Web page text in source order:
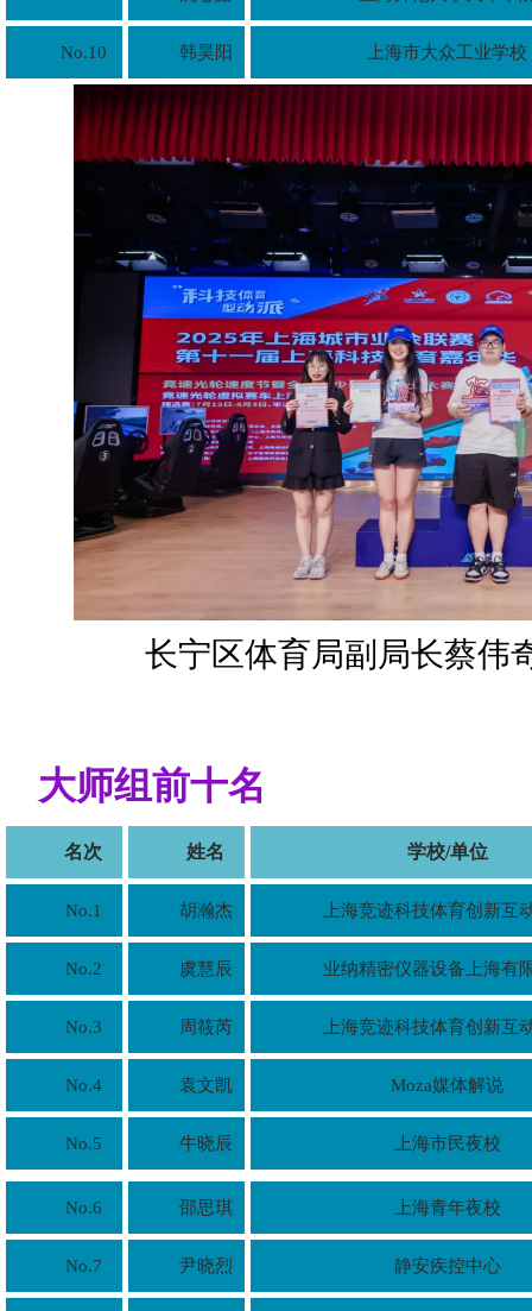
No.10 韩昊阳 上海市大众工业学校
长宁区体育局副局长蔡伟
大师组前十名
名次 姓名 学校/单位
No.1 胡瀚杰 上海竞迹科技体育创新互
No.2 虞慧辰 业纳精密仪器设备上海有
No.3 周筱芮 上海竞迹科技体育创新互
No.4 袁文凯 Moza媒体解说
No.5 牛晓辰 上海市民夜校
No.6 邵思琪 上海青年夜校
No.7 尹晓烈 静安疾控中心